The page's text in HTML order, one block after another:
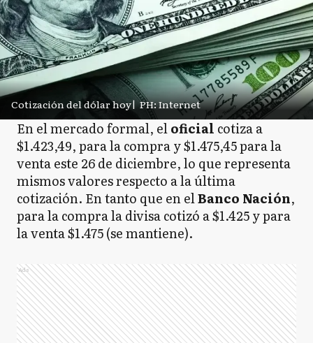
Cotización del dólar hoy| PH: Internet
En el mercado formal, eloficial cotiza a
$1.423,49, para la compra y $1.475,45 para la
venta este 26 de diciembre, lo que representa
mismos valores respecto a la última
cotización. En tanto que en elBanco Nación,
para la compra la divisa cotizó a $1.425 y para
la venta $1.475 (se mantiene).
Ads